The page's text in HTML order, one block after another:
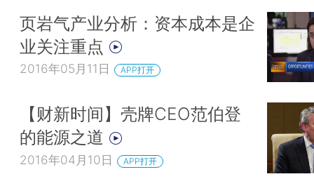
页岩气产业分析：资本成本是企
业关注重点
2016年05月11日 APP打开
【财新时间】壳牌CEO范伯登
的能源之道
2016年04月10日 APP打开